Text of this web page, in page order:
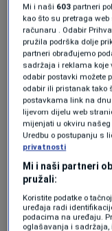
upravljaju
Nikodinović iz
Optužnica je
nesreće vozio
ograničena na
kružnom toku i
pješaka na
"U Smiljanu
punom
Mi i naši 603 partneri
kao što su pretraga
računaru . Odabir
pružila podrška dolje
partneri obrađujemo
sadržaja i reklama koje
odabir postavki možete
odabir ili pristanak tako
postavkama link na
lijevom dijelu web
mijenjati u okviru našeg
Uredbu o postupanju s
privatnosti
Mi i naši partneri
pružali:
Koristite podatke o
uređaja radi
podacima na uređaju.
oglašavanja i sadržaja,